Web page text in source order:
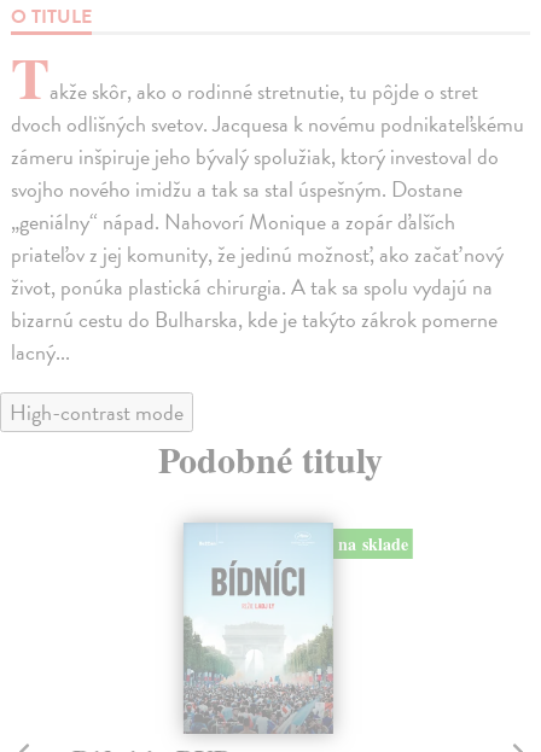
O TITULE
Takže skôr, ako o rodinné stretnutie, tu pôjde o stret
dvoch odlišných svetov. Jacquesa k novému podnikateľskému
zámeru inšpiruje jeho bývalý spolužiak, ktorý investoval do
svojho nového imidžu a tak sa stal úspešným. Dostane
„geniálny“ nápad. Nahovorí Monique a zopár ďalších
priateľov z jej komunity, že jedinú možnosť, ako začať nový
život, ponúka plastická chirurgia. A tak sa spolu vydajú na
bizarnú cestu do Bulharska, kde je takýto zákrok pomerne
lacný...
High-contrast mode
Podobné tituly
na sklade